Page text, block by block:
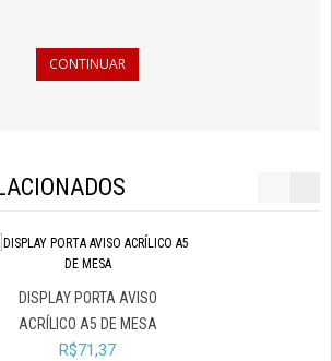
CONTINUAR
DISPLAY PORTA AVISO
ACRÍLICO A5 DE MESA
R$71,37